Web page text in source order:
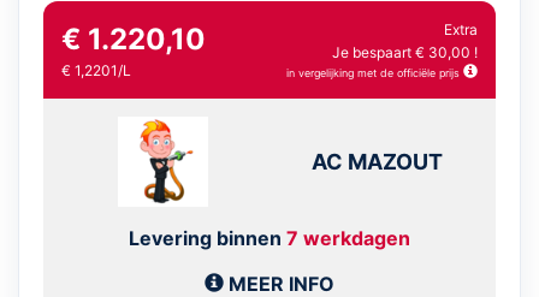
€ 1.220,10
€ 1,2201/L
Extra
Je bespaart € 30,00 !
in vergelijking met de officiële prijs
AC MAZOUT
Levering binnen 7 werkdagen
MEER INFO